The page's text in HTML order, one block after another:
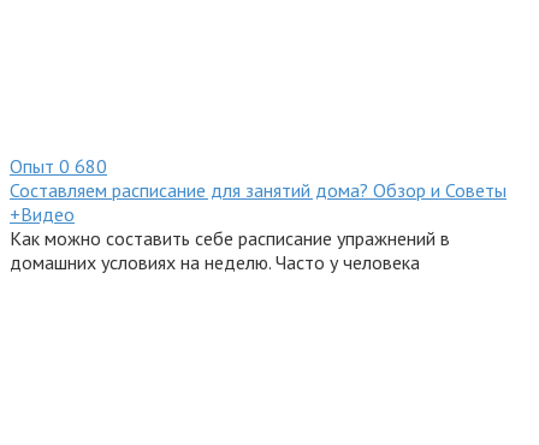
Опыт 0 680
Составляем расписание для занятий дома? Обзор и Советы
+Видео
Как можно составить себе расписание упражнений в
домашних условиях на неделю. Часто у человека